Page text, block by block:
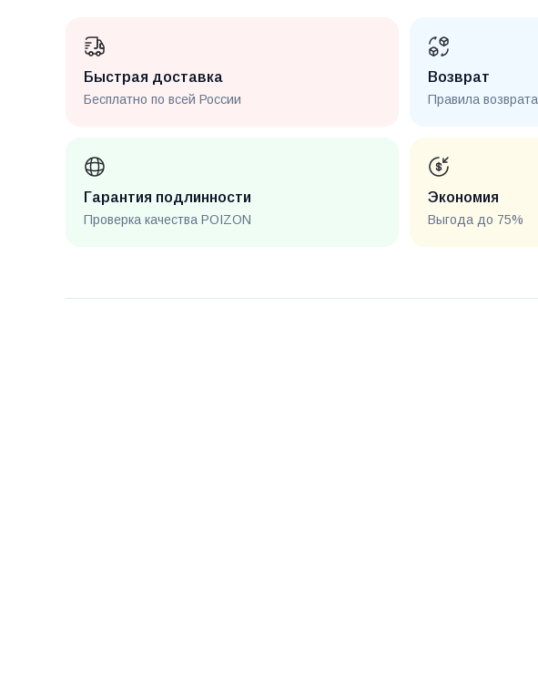
Быстрая доставка
Бесплатно по всей России
Возврат
Правила возврата
Гарантия подлинности
Проверка качества POIZON
Экономия
Выгода до 75%